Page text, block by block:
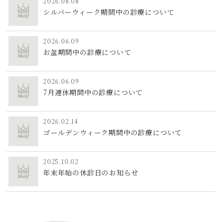
シルバーウィーク期間中の診療について
2026.06.09
お盆期間中の診療について
2026.06.09
7月連休期間中の診療について
2026.02.14
ゴールデンウィーク期間中の診療について
2025.10.02
年末年始の休診日のお知らせ